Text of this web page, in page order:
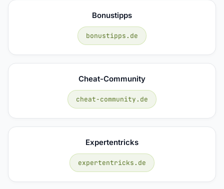
Bonustipps
bonustipps.de
Cheat-Community
cheat-community.de
Expertentricks
expertentricks.de